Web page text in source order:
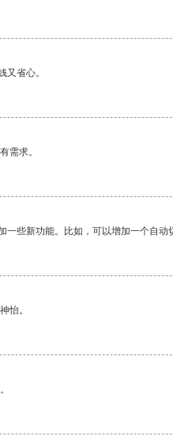
又省心。
需求。
些新功能。比如，可以增加一个自
怡。